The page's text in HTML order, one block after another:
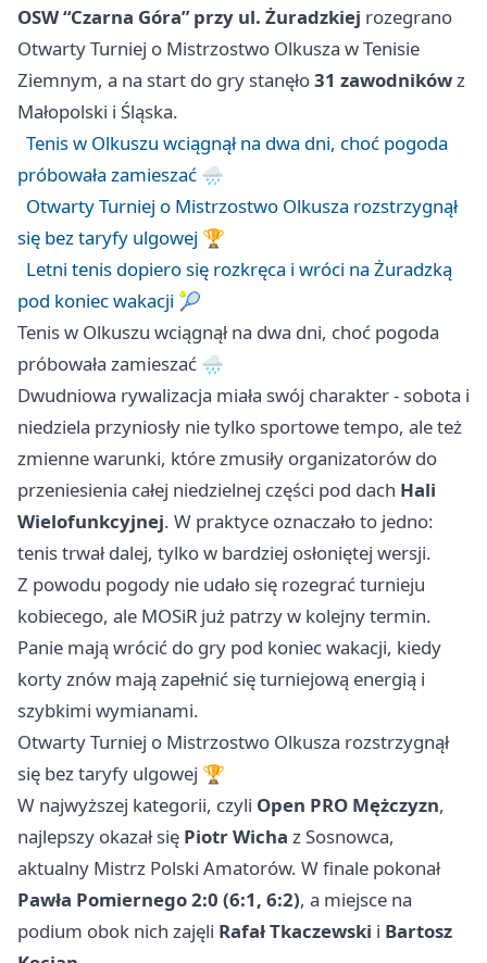
OSW “Czarna Góra” przy ul. Żuradzkiej rozegrano
Otwarty Turniej o Mistrzostwo Olkusza w Tenisie
Ziemnym, a na start do gry stanęło31 zawodnikówz
Małopolski i Śląska.
Tenis w Olkuszu wciągnął na dwa dni, choć pogoda
próbowała zamieszać 🌧️
Otwarty Turniej o Mistrzostwo Olkusza rozstrzygnął
się bez taryfy ulgowej 🏆
Letni tenis dopiero się rozkręca i wróci na Żuradzką
pod koniec wakacji 🎾
Tenis w Olkuszu wciągnął na dwa dni, choć pogoda
próbowała zamieszać 🌧️
Dwudniowa rywalizacja miała swój charakter - sobota i
niedziela przyniosły nie tylko sportowe tempo, ale też
zmienne warunki, które zmusiły organizatorów do
przeniesienia całej niedzielnej części pod dach Hali
Wielofunkcyjnej. W praktyce oznaczało to jedno:
tenis trwał dalej, tylko w bardziej osłoniętej wersji.
Z powodu pogody nie udało się rozegrać turnieju
kobiecego, ale MOSiR już patrzy w kolejny termin.
Panie mają wrócić do gry pod koniec wakacji, kiedy
korty znów mają zapełnić się turniejową energią i
szybkimi wymianami.
Otwarty Turniej o Mistrzostwo Olkusza rozstrzygnął
się bez taryfy ulgowej 🏆
W najwyższej kategorii, czyli Open PRO Mężczyzn,
najlepszy okazał się Piotr Wicha zSosnowca,
aktualny Mistrz Polski Amatorów. W finale pokonał
Pawła Pomiernego 2:0 (6:1, 6:2), a miejsce na
podium obok nich zajęli Rafał Tkaczewski i Bartosz